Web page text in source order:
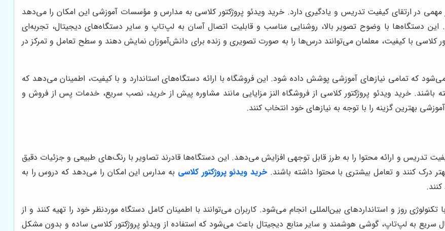
مهمی در ارتقای کیفیت تدریس و یادگیری دارد. خرید ویدئو پروژکتور کلاسی به مدارس و مؤسسات آموزشی این امکان را می‌دهد
دستگاه‌ها با وضوح تصویر بالا، روشنایی مناسب و قابلیت اتصال آسان به لپ‌تاپ و سایر دستگاه‌های دیجیتال، تجربه‌ای
کلاسی با کیفیت، معلمان می‌توانند درس‌ها را به صورت تصویری و زنده برای دانش‌آموزان نمایش دهند و سطح تعامل و تمرکز در
که تمامی نیازهای آموزشی پوشش داده شود. این فروشگاه با ارائه دستگاه‌های استاندارد و با کیفیت، اطمینان می‌دهد که
باشند. خرید ویدئو پروژکتور کلاسی از فروشگاه النز مزایایی مانند مشاوره پیش از خرید، نصب سریع، خدمات پس از فروش و
بهترین گزینه را با توجه به نیازهای خود انتخاب کنند.
تدریس و ارائه محتوا را به طرز قابل توجهی افزایش می‌دهد. این دستگاه‌ها قادرند تصاویر با رنگ‌های طبیعی و جزئیات دقیق
درک کنند و تعامل بیشتری با محتوا داشته باشند. خرید ویدئو پروژکتور کلاسی به مدارس این امکان را می‌دهد که دروس را به
روز و استانداردهای بین‌المللی انجام می‌شود. کاربران می‌توانند با اطمینان کامل دستگاه موردنظر خود را تهیه کنند و از
سریع به لپ‌تاپ، گوشی هوشمند و سایر منابع دیجیتال باعث می‌شود که استفاده از ویدئو پروژکتور کلاسی ساده و بدون مشکل